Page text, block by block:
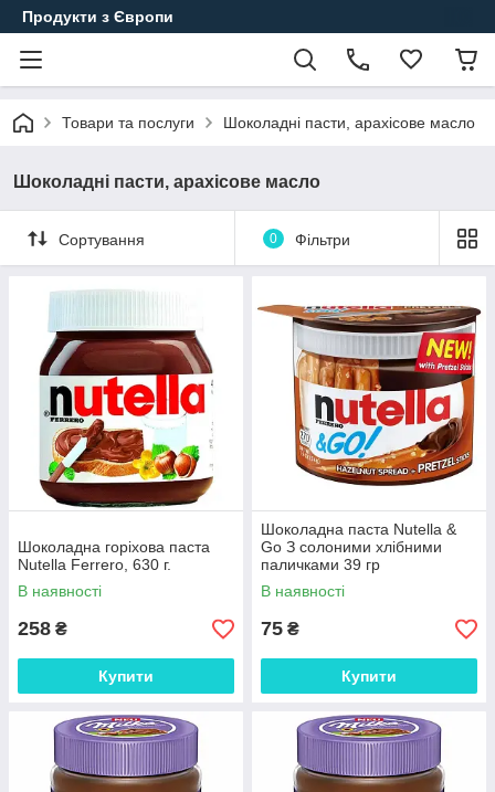
Продукти з Європи
Товари та послуги Шоколадні пасти, арахісове масло
Шоколадні пасти, арахісове масло
Сортування 0 Фільтри
Шоколадна горіхова паста
Nutella Ferrero, 630 г.
В наявності
258 ₴
Купити
Шоколадна паста Nutella &
Go З солоними хлібними
паличками 39 гр
В наявності
75 ₴
Купити